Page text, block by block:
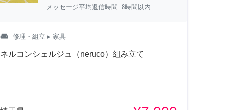
メッセージ平均返信時間: 8時間以内
weekend 修理・組立 ▸ 家具
ネルコンシェルジュ（neruco）組み立て